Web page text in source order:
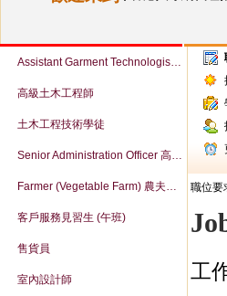
Assistant Garment Technologist (Woven / Knit) (Ref # 063941)
高級土木工程師
土木工程技術學徒
Senior Administration Officer 高級行政主任
Farmer (Vegetable Farm) 農夫（菜組）
客戶服務見習生 (午班)
售貨員
室內設計師
職位要
工